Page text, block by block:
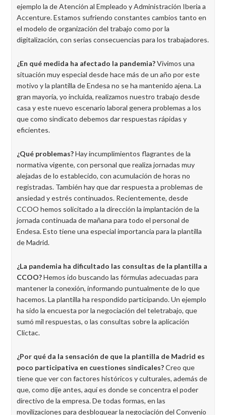
ejemplo la de Atención al Empleado y Administración Iberia a
Accenture. Estamos sufriendo constantes cambios tanto en
el modelo de organización del trabajo como por la
digitalización, con serias consecuencias para los trabajadores.
¿En qué medida ha afectado la pandemia?Vivimos una
situación muy especial desde hace más de un año por este
motivo y la plantilla de Endesa no se ha mantenido ajena. La
gran mayoría, yo incluida, realizamos nuestro trabajo desde
casa y este nuevo escenario laboral genera problemas a los
que como sindicato debemos dar respuestas rápidas y
eficientes.
¿Qué problemas?Hay incumplimientos flagrantes de la
normativa vigente, con personal que realiza jornadas muy
alejadas de lo establecido, con acumulación de horas no
registradas. También hay que dar respuesta a problemas de
ansiedad y estrés continuados. Recientemente, desde
CCOO hemos solicitado a la dirección la implantación de la
jornada continuada de mañana para todo el personal de
Endesa. Esto tiene una especial importancia para la plantilla
de Madrid.
¿La pandemia ha dificultado las consultas de la plantilla a
CCOO?Hemos ido buscando las fórmulas adecuadas para
mantener la conexión, informando puntualmente de lo que
hacemos. La plantilla ha respondido participando. Un ejemplo
ha sido la encuesta por la negociación del teletrabajo, que
sumó mil respuestas, o las consultas sobre la aplicación
Clictac.
¿Por qué da la sensación de que la plantilla de Madrid es
poco participativa en cuestiones sindicales?Creo que
tiene que ver con factores históricos y culturales, además de
que, como dije antes, aquí es donde se concentra el poder
directivo de la empresa. De todas formas, en las
movilizaciones para desbloquear la negociación del Convenio